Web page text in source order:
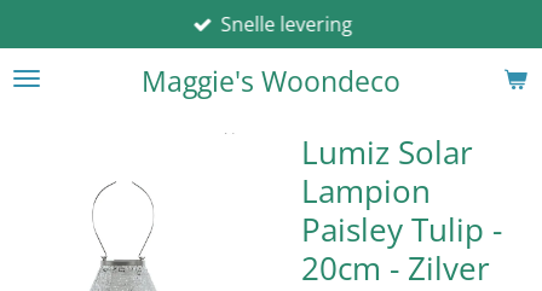
direct
naar
Maggie's Woondeco
Snelle levering
Lumiz Solar
Lampion
Paisley Tulip -
20cm - Zilver